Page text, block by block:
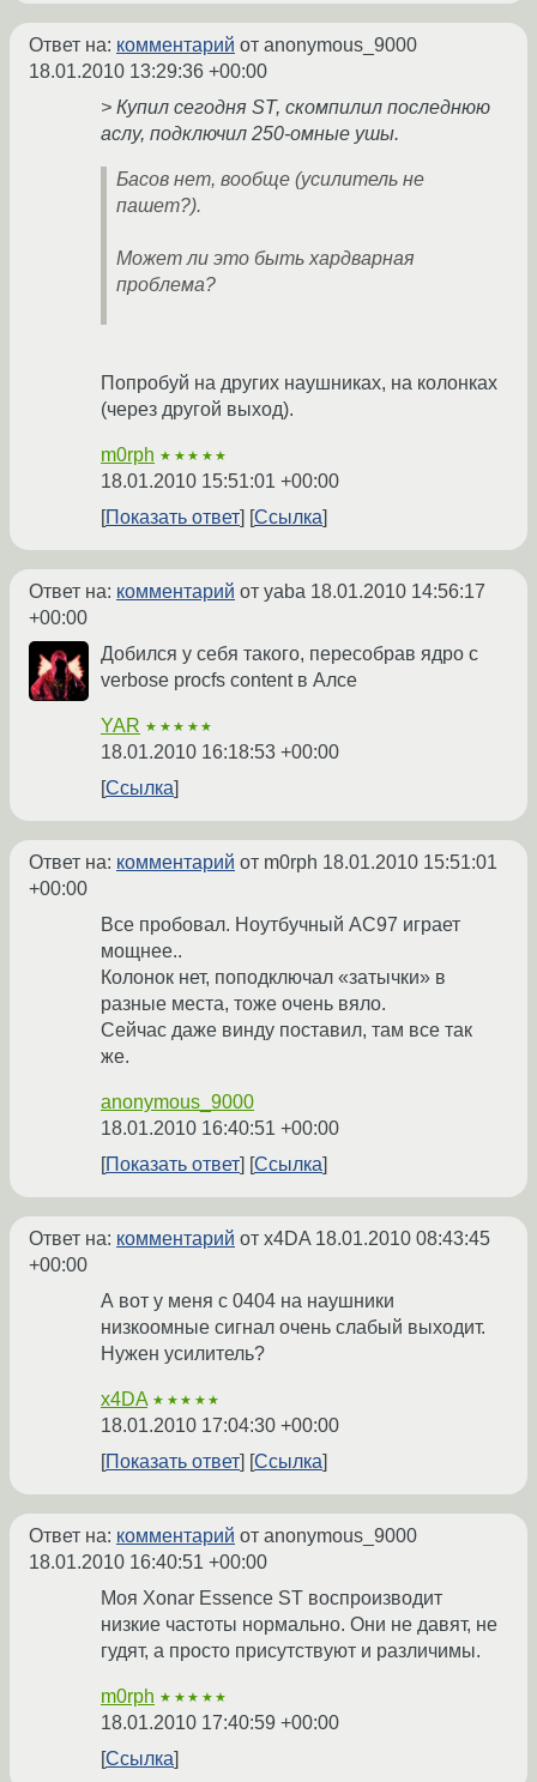
Ответ на: комментарий от anonymous_9000
18.01.2010 13:29:36 +00:00
> Купил сегодня ST, скомпилил последнюю
аслу, подключил 250-омные ушы.
Басов нет, вообще (усилитель не
пашет?).
Может ли это быть хардварная
проблема?
Попробуй на других наушниках, на колонках
(через другой выход).
m0rph ★★★★★
18.01.2010 15:51:01 +00:00
Показать ответ
Ссылка
Ответ на: комментарий от yaba 18.01.2010 14:56:17
+00:00
Добился у себя такого, пересобрав ядро с
verbose procfs content в Алсе
YAR ★★★★★
18.01.2010 16:18:53 +00:00
Ссылка
Ответ на: комментарий от m0rph 18.01.2010 15:51:01
+00:00
Все пробовал. Ноутбучный AC97 играет
мощнее..
Колонок нет, поподключал «затычки» в
разные места, тоже очень вяло.
Сейчас даже винду поставил, там все так
же.
anonymous_9000
18.01.2010 16:40:51 +00:00
Показать ответ
Ссылка
Ответ на: комментарий от x4DA 18.01.2010 08:43:45
+00:00
А вот у меня с 0404 на наушники
низкоомные сигнал очень слабый выходит.
Нужен усилитель?
x4DA ★★★★★
18.01.2010 17:04:30 +00:00
Показать ответ
Ссылка
Ответ на: комментарий от anonymous_9000
18.01.2010 16:40:51 +00:00
Моя Xonar Essence ST воспроизводит
низкие частоты нормально. Они не давят, не
гудят, а просто присутствуют и различимы.
m0rph ★★★★★
18.01.2010 17:40:59 +00:00
Ссылка